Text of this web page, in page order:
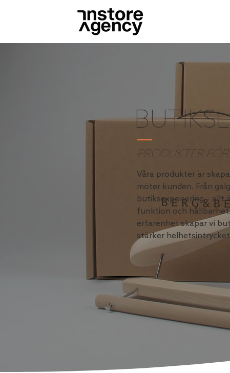
PRODUKTER
Våra produkter är
möter kunden. Från
butiksexponering – allt
funktion och
erfarenhet skapar vi
stärker